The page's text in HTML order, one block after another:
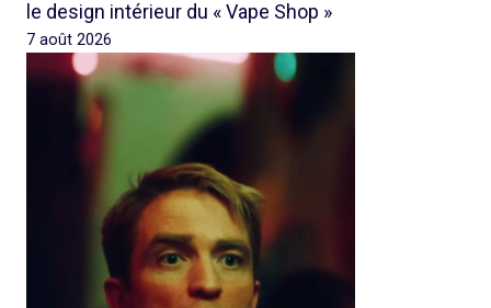
le design intérieur du « Vape Shop »
7 août 2026